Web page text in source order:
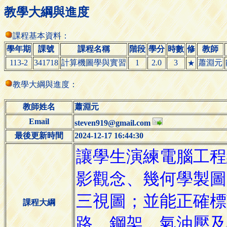
教學大綱與進度
課程基本資料：
學年期
課號 課程名稱 階段 學分 時數 修
教師
113-2
341718 計算機圖學與實習 1 2.0 3 ★ 蕭淵元
教學大綱與進度：
教師姓名
蕭淵元
Email
steven919@gmail.com
最後更新時間
2024-12-17 16:44:30
課程大綱